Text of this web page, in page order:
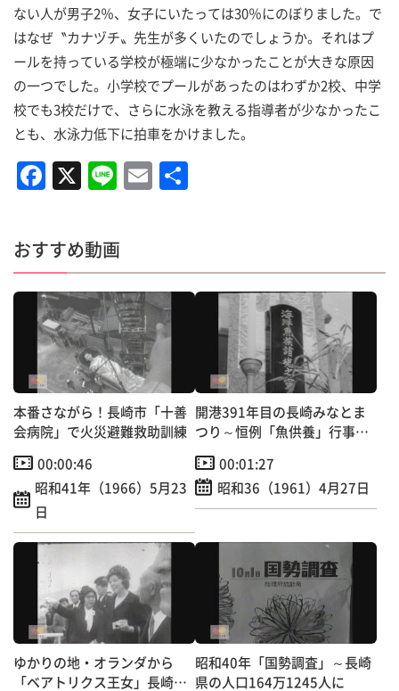
ない人が男子2％、女子にいたっては30％にのぼりました。で
はなぜ〝カナヅチ〟先生が多くいたのでしょうか。それはプ
ールを持っている学校が極端に少なかったことが大きな原因
の一つでした。小学校でプールがあったのはわずか2校、中学
校でも3校だけで、さらに水泳を教える指導者が少なかったこ
とも、水泳力低下に拍車をかけました。
F
a
c
e
b
o
o
k
X Li
n
e
E
m
l
おすすめ動画
本番さながら！長崎市「十善
会病院」で火災避難救助訓練
00:00:46
昭和41年（1966）5月23
日
開港391年目の長崎みなとま
つり～恒例「魚供養」行事
00:01:27
昭和36（1961）4月27日
ゆかりの地・オランダから
「ベアトリクス王女」長崎訪
昭和40年「国勢調査」～長崎
県の人口164万1245人に